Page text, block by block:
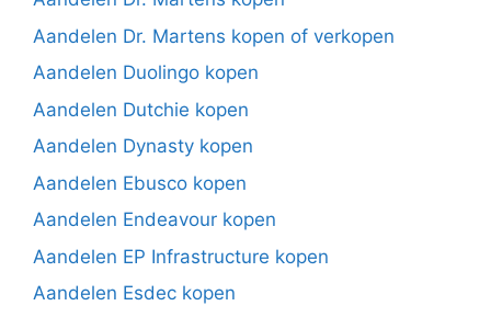
Aandelen Dr. Martens kopen of verkopen
Aandelen Duolingo kopen
Aandelen Dutchie kopen
Aandelen Dynasty kopen
Aandelen Ebusco kopen
Aandelen Endeavour kopen
Aandelen EP Infrastructure kopen
Aandelen Esdec kopen